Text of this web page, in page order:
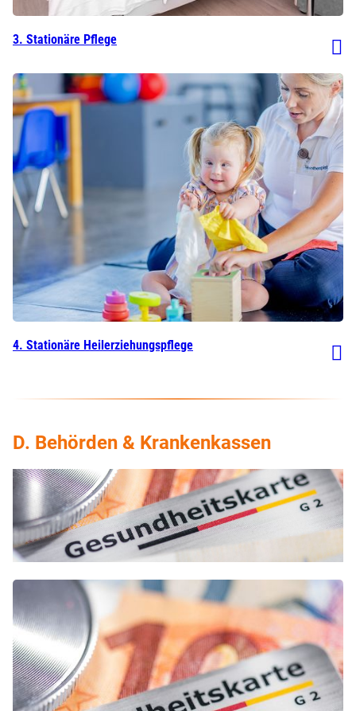
3. Stationäre Pflege
4. Stationäre Heilerziehungspflege
D. Behörden & Krankenkassen